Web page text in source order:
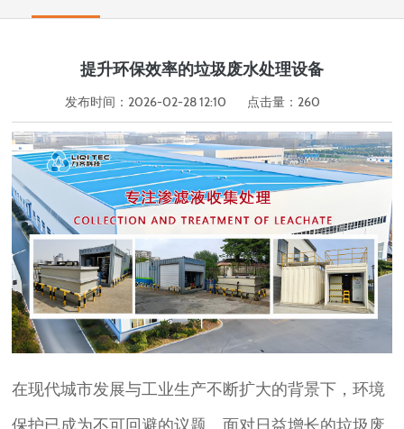
提升环保效率的垃圾废水处理设备
发布时间：2026-02-28 12:10 点击量： 260
在现代城市发展与工业生产不断扩大的背景下，环境